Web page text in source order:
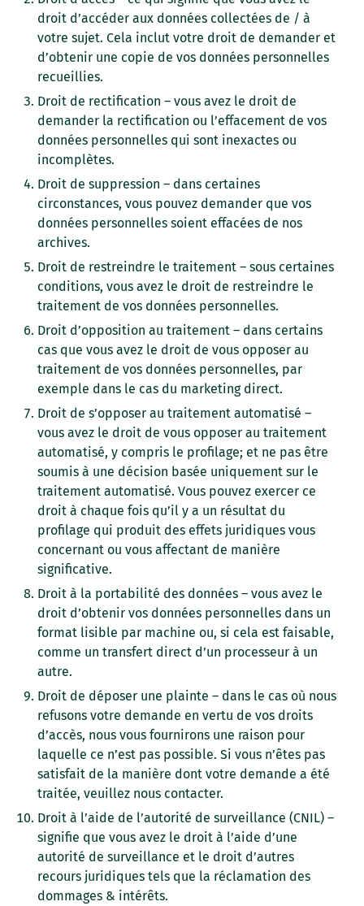
droit d’accéder aux données collectées de / à
votre sujet. Cela inclut votre droit de demander et
d’obtenir une copie de vos données personnelles
recueillies.
Droit de rectification – vous avez le droit de
demander la rectification ou l’effacement de vos
données personnelles qui sont inexactes ou
incomplètes.
Droit de suppression – dans certaines
circonstances, vous pouvez demander que vos
données personnelles soient effacées de nos
archives.
Droit de restreindre le traitement – sous certaines
conditions, vous avez le droit de restreindre le
traitement de vos données personnelles.
Droit d’opposition au traitement – dans certains
cas que vous avez le droit de vous opposer au
traitement de vos données personnelles, par
exemple dans le cas du marketing direct.
Droit de s’opposer au traitement automatisé –
vous avez le droit de vous opposer au traitement
automatisé, y compris le profilage; et ne pas être
soumis à une décision basée uniquement sur le
traitement automatisé. Vous pouvez exercer ce
droit à chaque fois qu’il y a un résultat du
profilage qui produit des effets juridiques vous
concernant ou vous affectant de manière
significative.
Droit à la portabilité des données – vous avez le
droit d’obtenir vos données personnelles dans un
format lisible par machine ou, si cela est faisable,
comme un transfert direct d’un processeur à un
autre.
Droit de déposer une plainte – dans le cas où nous
refusons votre demande en vertu de vos droits
d’accès, nous vous fournirons une raison pour
laquelle ce n’est pas possible. Si vous n’êtes pas
satisfait de la manière dont votre demande a été
traitée, veuillez nous contacter.
Droit à l’aide de l’autorité de surveillance (CNIL) –
signifie que vous avez le droit à l’aide d’une
autorité de surveillance et le droit d’autres
recours juridiques tels que la réclamation des
dommages & intérêts.